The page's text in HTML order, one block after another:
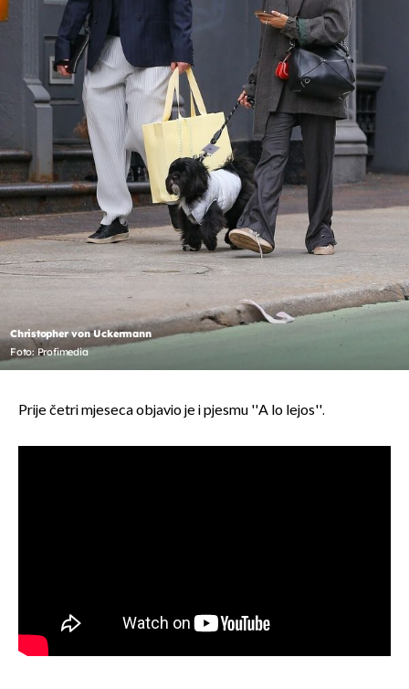
Christopher von Uckermann
Foto: Profimedia
Prije četri mjeseca objavio je i pjesmu ''A lo lejos''.